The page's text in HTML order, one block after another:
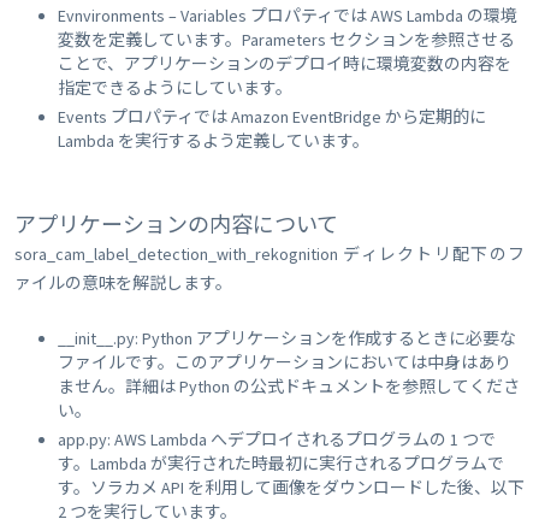
Evnvironments – Variables プロパティでは AWS Lambda の環境
変数を定義しています。Parameters セクションを参照させる
ことで、アプリケーションのデプロイ時に環境変数の内容を
指定できるようにしています。
Events プロパティでは Amazon EventBridge から定期的に
Lambda を実行するよう定義しています。
アプリケーションの内容について
sora_cam_label_detection_with_rekognition ディレクトリ配下のフ
ァイルの意味を解説します。
__init__.py: Python アプリケーションを作成するときに必要な
ファイルです。このアプリケーションにおいては中身はあり
ません。詳細は Python の公式ドキュメントを参照してくださ
い。
app.py: AWS Lambda へデプロイされるプログラムの 1 つで
す。Lambda が実行された時最初に実行されるプログラムで
す。ソラカメ API を利用して画像をダウンロードした後、以下
2 つを実行しています。